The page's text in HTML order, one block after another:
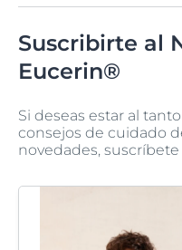
Suscribirte al
Eucerin®
Si deseas estar al
consejos de cuidado
novedades,